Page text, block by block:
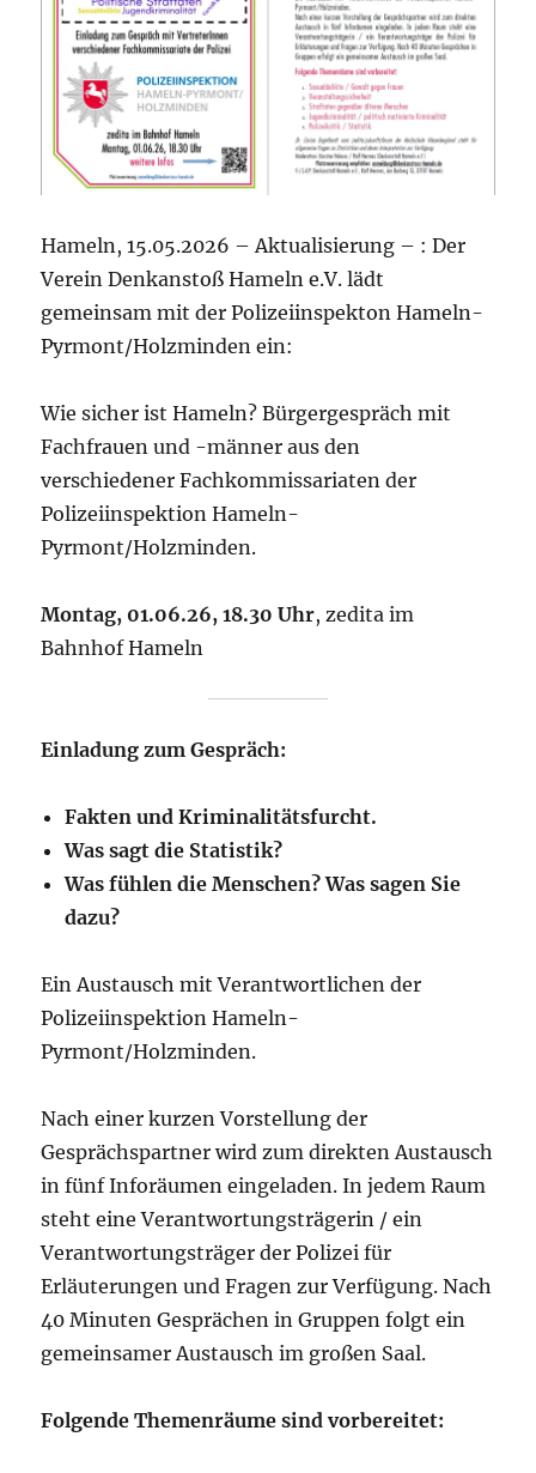
Hameln, 15.05.2026 – Aktualisierung – : Der
Verein Denkanstoß Hameln e.V. lädt
gemeinsam mit der Polizeiinspekton Hameln-
Pyrmont/Holzminden ein:
Wie sicher ist Hameln? Bürgergespräch mit
Fachfrauen und -männer aus den
verschiedener Fachkommissariaten der
Polizeiinspektion Hameln-
Pyrmont/Holzminden.
Montag, 01.06.26, 18.30 Uhr, zedita im
Bahnhof Hameln
Einladung zum Gespräch:
Fakten und Kriminalitätsfurcht.
Was sagt die Statistik?
Was fühlen die Menschen? Was sagen Sie
dazu?
Ein Austausch mit Verantwortlichen der
Polizeiinspektion Hameln-
Pyrmont/Holzminden.
Nach einer kurzen Vorstellung der
Gesprächspartner wird zum direkten Austausch
in fünf Inforäumen eingeladen. In jedem Raum
steht eine Verantwortungsträgerin / ein
Verantwortungsträger der Polizei für
Erläuterungen und Fragen zur Verfügung. Nach
40 Minuten Gesprächen in Gruppen folgt ein
gemeinsamer Austausch im großen Saal.
Folgende Themenräume sind vorbereitet: